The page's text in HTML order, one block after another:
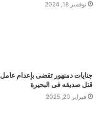
نوفمبر 18, 2024
جنايات دمنهور تقضى بإعدام عامل
قتل صديقه فى البحيرة
فبراير 20, 2025